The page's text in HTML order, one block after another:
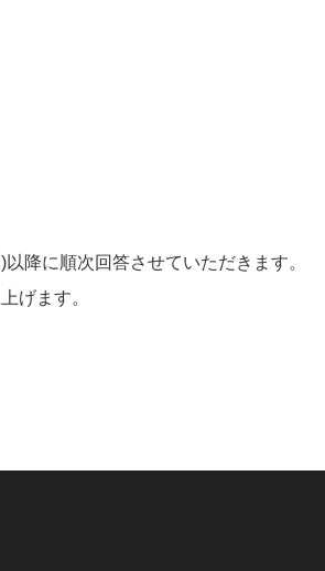
降に順次回答させていただきます。
げます。